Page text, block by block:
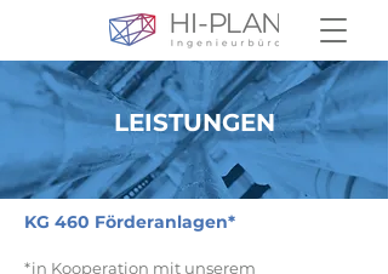
LEISTUNGEN
KG 460 Förderanlagen*
*in Kooperation mit unserem